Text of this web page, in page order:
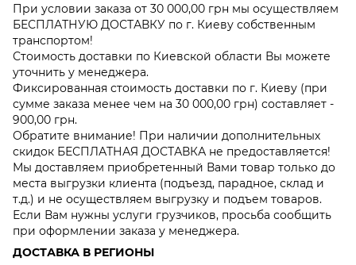
При условии заказа от 30 000,00 грн мы осуществляем
БЕСПЛАТНУЮ ДОСТАВКУ по г. Киеву собственным
транспортом!
Стоимость доставки по Киевской области Вы можете
уточнить у менеджера.
Фиксированная стоимость доставки по г. Киеву (при
сумме заказа менее чем на 30 000,00 грн) составляет -
900,00 грн.
Обратите внимание! При наличии дополнительных
скидок БЕСПЛАТНАЯ ДОСТАВКА не предоставляется!
Мы доставляем приобретенный Вами товар только до
места выгрузки клиента (подъезд, парадное, склад и
т.д.) и не осуществляем выгрузку и подъем товаров.
Если Вам нужны услуги грузчиков, просьба сообщить
при оформлении заказа у менеджера.
ДОСТАВКА В РЕГИОНЫ